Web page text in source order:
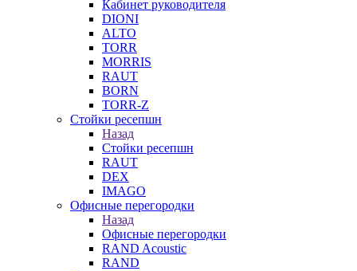
Кабинет руководителя
DIONI
ALTO
TORR
MORRIS
RAUT
BORN
TORR-Z
Стойки ресепшн
Назад
Стойки ресепшн
RAUT
DEX
IMAGO
Офисные перегородки
Назад
Офисные перегородки
RAND Acoustic
RAND